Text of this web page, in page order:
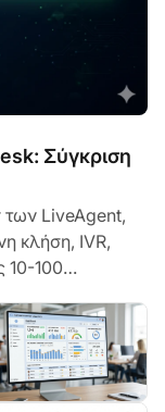
Σύγκριση
των LiveAgent,
κλήση, IVR,
10-100
το 2026;